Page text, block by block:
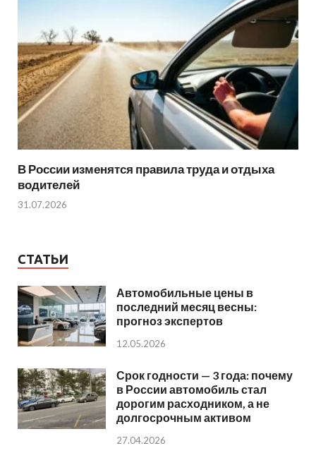
В России изменятся правила труда и отдыха
водителей
31.07.2026
СТАТЬИ
Автомобильные цены в
последний месяц весны:
прогноз экспертов
12.05.2026
Срок годности — 3 года: почему
в России автомобиль стал
дорогим расходником, а не
долгосрочным активом
27.04.2026